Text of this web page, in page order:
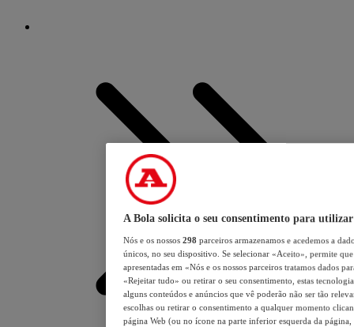
A Bola solicita o seu consentimento para utilizar
Nós e os nossos 298 parceiros armazenamos e acedemos a
únicos, no seu dispositivo. Se selecionar «Aceito», permite
apresentadas em «Nós e os nossos parceiros tratamos dados
«Rejeitar tudo» ou retirar o seu consentimento, estas
alguns conteúdos e anúncios que vê poderão não ser tão
escolhas ou retirar o consentimento a qualquer momento
página Web (ou no ícone na parte inferior esquerda da página,